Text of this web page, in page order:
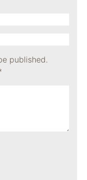
published.